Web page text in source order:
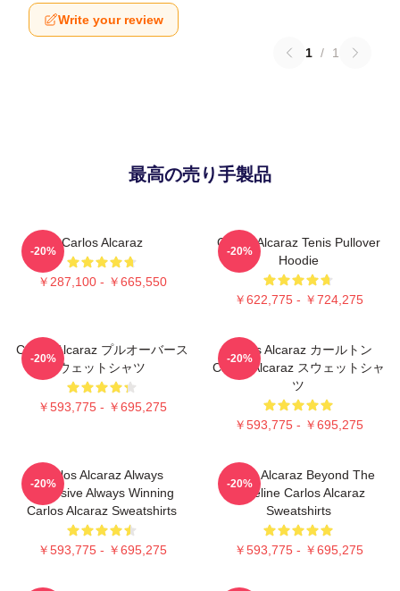
Write your review
1 / 1
最高の売り手製品
Carlos Alcaraz
￥287,100 - ￥665,550
-20%
Carlos Alcaraz Tenis Pullover
Hoodie
￥622,775 - ￥724,275
-20%
Carlos Alcaraz プルオーバース
ウェットシャツ
￥593,775 - ￥695,275
-20%
Carlos Alcaraz カールトン
Carlos Alcaraz スウェットシャ
ツ
￥593,775 - ￥695,275
-20%
Carlos Alcaraz Always
Explosive Always Winning
Carlos Alcaraz Sweatshirts
￥593,775 - ￥695,275
-20%
Carlos Alcaraz Beyond The
Baseline Carlos Alcaraz
Sweatshirts
￥593,775 - ￥695,275
-20%